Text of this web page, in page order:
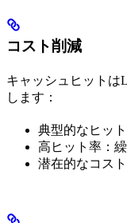
コスト削減
キャッシュヒットは
します：
典型的なヒッ
高ヒット率：
潜在的なコス